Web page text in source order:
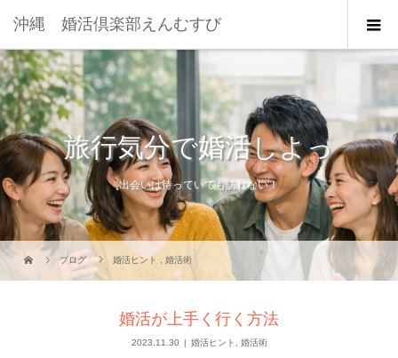
沖縄 婚活倶楽部えんむすび
旅行気分で婚活しよっ
出会いは待っていても訪れない！
ブログ 婚活ヒント ,婚活術
婚活が上手く行く方法
2023.11.30 婚活ヒント 婚活術